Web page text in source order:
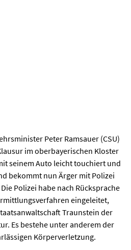
Peter Ramsauer (CSU)
im oberbayerischen Kloster
seinem Auto leicht touchiert und
bekommt nun Ärger mit Polizei
Polizei habe nach Rücksprache
eingeleitet,
Traunstein der
Es bestehe unter anderem der
Körperverletzung.